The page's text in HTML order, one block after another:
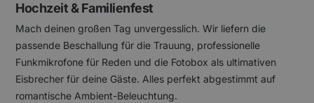
Hochzeit & Familienfest
Mach deinen großen Tag unvergesslich. Wir liefern die
passende Beschallung für die Trauung, professionelle
Funkmikrofone für Reden und die Fotobox als ultimativen
Eisbrecher für deine Gäste. Alles perfekt abgestimmt auf
romantische Ambient-Beleuchtung.